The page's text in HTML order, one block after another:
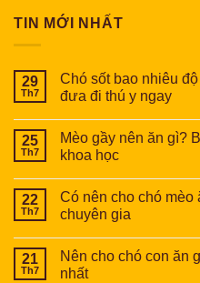
TIN MỚI NHẤT
29
Th7
Chó sốt bao nhiêu
đưa đi thú y ngay
25
Th7
Mèo gầy nên ăn gì?
khoa học
22
Th7
Có nên cho chó
chuyên gia
21
Th7
Nên cho chó con ăn
nhất